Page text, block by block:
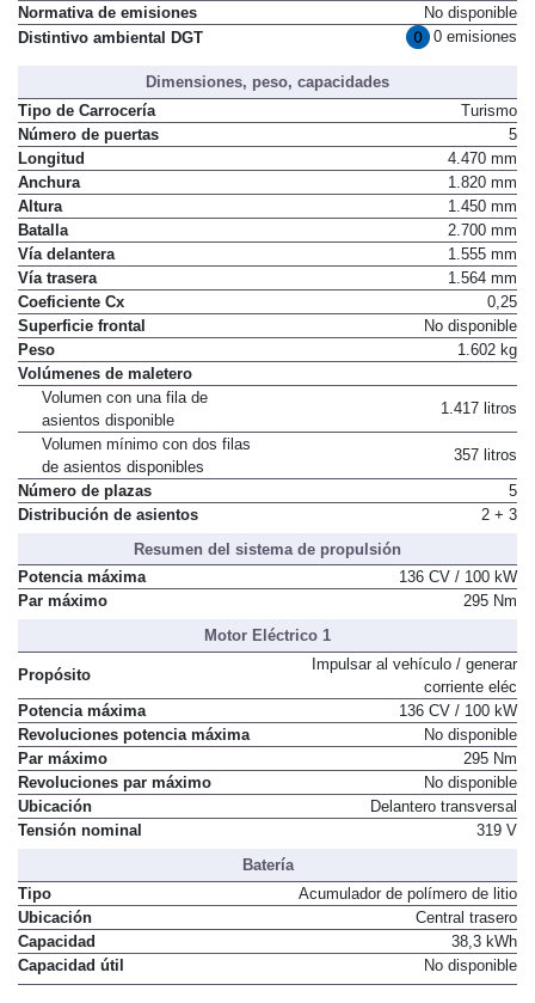
Normativa de emisiones
No disponible
Distintivo ambiental DGT
0 emisiones
Dimensiones, peso, capacidades
Tipo de Carrocería
Turismo
Número de puertas
5
Longitud
4.470 mm
Anchura
1.820 mm
Altura
1.450 mm
Batalla
2.700 mm
Vía delantera
1.555 mm
Vía trasera
1.564 mm
Coeficiente Cx
0,25
Superficie frontal
No disponible
Peso
1.602 kg
Volúmenes de maletero
Volumen con una fila de
asientos disponible
1.417 litros
Volumen mínimo con dos filas
de asientos disponibles
357 litros
Número de plazas
5
Distribución de asientos
2 + 3
Resumen del sistema de propulsión
Potencia máxima
136 CV / 100 kW
Par máximo
295 Nm
Motor Eléctrico 1
Propósito
Impulsar al vehículo / generar
corriente eléc
Potencia máxima
136 CV / 100 kW
Revoluciones potencia máxima
No disponible
Par máximo
295 Nm
Revoluciones par máximo
No disponible
Ubicación
Delantero transversal
Tensión nominal
319 V
Batería
Tipo
Acumulador de polímero de litio
Ubicación
Central trasero
Capacidad
38,3 kWh
Capacidad útil
No disponible